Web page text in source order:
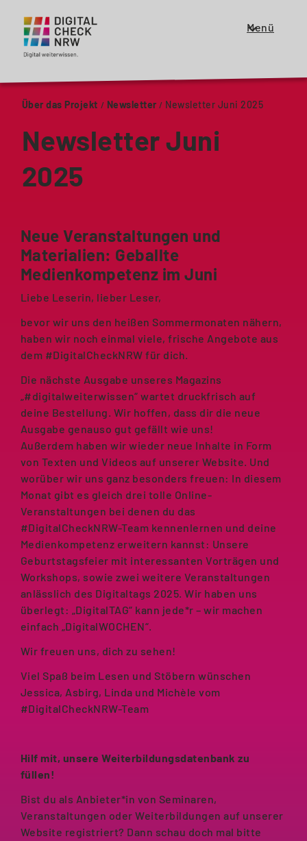
Menü
schließe
Menü
Über das Projekt Newsletter Newsletter Juni 2025
Newsletter Juni
2025
Neue Veranstaltungen und
Materialien: Geballte
Medienkompetenz im Juni
Liebe Leserin, lieber Leser,
bevor wir uns den heißen Sommermonaten nähern,
haben wir noch einmal viele, frische Angebote aus
dem #DigitalCheckNRW für dich.
Die nächste Ausgabe unseres Magazins
„#digitalweiterwissen“ wartet druckfrisch auf
deine Bestellung. Wir hoffen, dass dir die neue
Ausgabe genauso gut gefällt wie uns!
Außerdem haben wir wieder neue Inhalte in Form
von Texten und Videos auf unserer Website. Und
worüber wir uns ganz besonders freuen: In diesem
Monat gibt es gleich drei tolle Online-
Veranstaltungen bei denen du das
#DigitalCheckNRW-Team kennenlernen und deine
Medienkompetenz erweitern kannst: Unsere
Geburtstagsfeier mit interessanten Vorträgen und
Workshops, sowie zwei weitere Veranstaltungen
anlässlich des Digitaltags 2025. Wir haben uns
überlegt: „DigitalTAG“ kann jede*r – wir machen
einfach „DigitalWOCHEN“.
Wir freuen uns, dich zu sehen!
Viel Spaß beim Lesen und Stöbern wünschen
Jessica, Asbirg, Linda und Michèle vom
#DigitalCheckNRW-Team
Hilf mit, unsere Weiterbildungsdatenbank zu
füllen!
Bist du als Anbieter*in von Seminaren,
Veranstaltungen oder Weiterbildungen auf unserer
Website registriert? Dann schau doch mal bitte